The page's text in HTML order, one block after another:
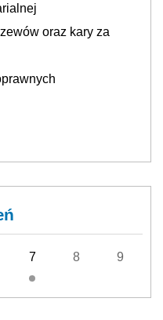
oraz kary za
7 8 9